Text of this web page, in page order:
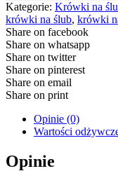
Kategorie: Krówki na
krówki na ślub, krówki
Share on facebook
Share on whatsapp
Share on twitter
Share on pinterest
Share on email
Share on print
Opinie (0)
Wartości
Opinie